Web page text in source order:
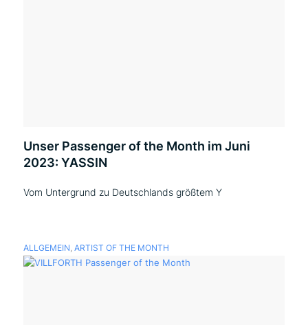
Unser Passenger of the Month im Juni
2023: YASSIN
Vom Untergrund zu Deutschlands größtem Y
ALLGEMEIN, ARTIST OF THE MONTH